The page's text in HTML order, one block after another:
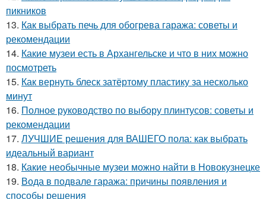
пикников
13. Как выбрать печь для обогрева гаража: советы и
рекомендации
14. Какие музеи есть в Архангельске и что в них можно
посмотреть
15. Как вернуть блеск затёртому пластику за несколько
минут
16. Полное руководство по выбору плинтусов: советы и
рекомендации
17. ЛУЧШИЕ решения для ВАШЕГО пола: как выбрать
идеальный вариант
18. Какие необычные музеи можно найти в Новокузнецке
19. Вода в подвале гаража: причины появления и
способы решения